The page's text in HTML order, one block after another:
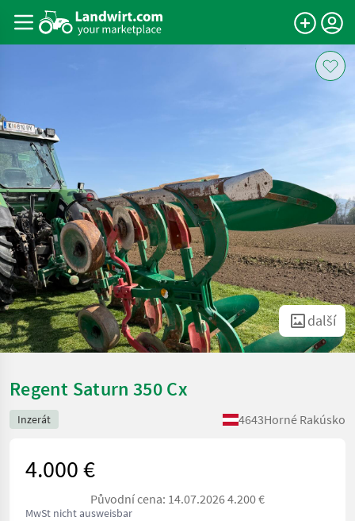
další
Regent Saturn 350 Cx
Inzerát 4643Horné Rakúsko
4.000 €
Původní cena: 14.07.2026 4.200 €
MwSt nicht ausweisbar